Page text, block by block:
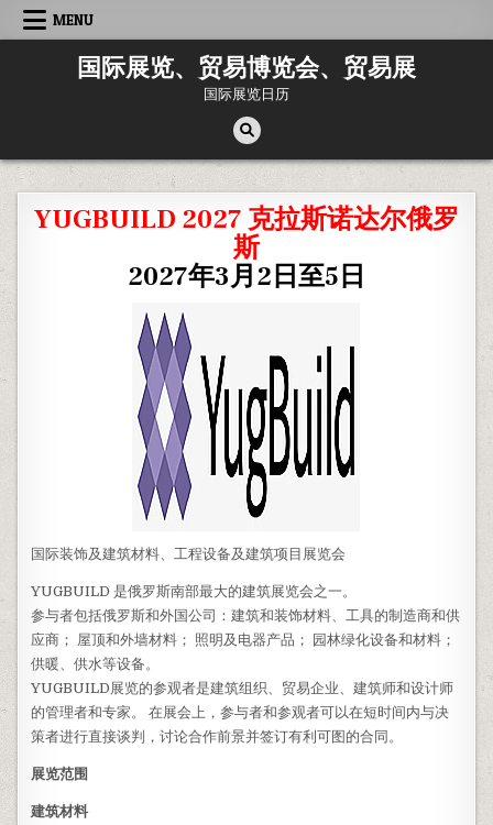
Skip
MENU
国际展览、贸易博览会、贸易展
国际展览日历
YUGBUILD 2027 克拉斯诺达尔俄罗
斯
2027年3月2日至5日
国际装饰及建筑材料、工程设备及建筑项目展览会
YUGBUILD 是俄罗斯南部最大的建筑展览会之一。
参与者包括俄罗斯和外国公司：建筑和装饰材料、工具的制造商和供
应商； 屋顶和外墙材料； 照明及电器产品； 园林绿化设备和材料；
供暖、供水等设备。
YUGBUILD展览的参观者是建筑组织、贸易企业、建筑师和设计师
的管理者和专家。 在展会上，参与者和参观者可以在短时间内与决
策者进行直接谈判，讨论合作前景并签订有利可图的合同。
展览范围
建筑材料